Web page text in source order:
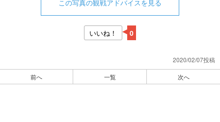
この写真の観戦アドバイスを見る
いいね！ 0
2020/02/07投稿
前へ 一覧 次へ